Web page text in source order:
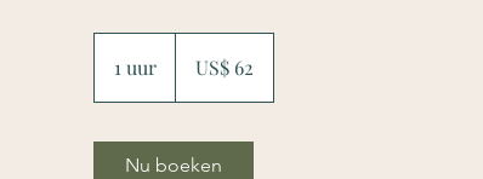
1 uur
u
dollarUS$ 62
Nu boeken